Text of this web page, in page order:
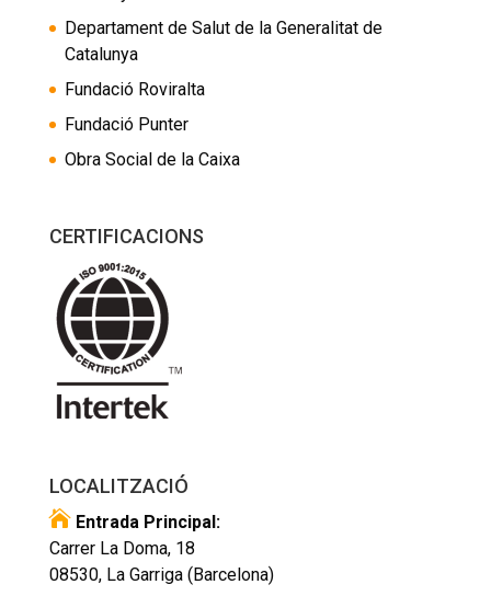
Departament de Salut de la Generalitat de
Catalunya
Fundació Roviralta
Fundació Punter
Obra Social de la Caixa
CERTIFICACIONS
LOCALITZACIÓ
 Entrada Principal:
Carrer La Doma, 18
08530, La Garriga (Barcelona)